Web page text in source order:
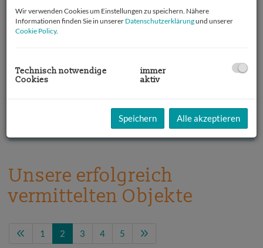
Filter zurücksetzen
Unsere aktuellen Objekte
Es wurden keine Immobilien für diese Suchkriterien
Unsere erfolgreich
vermittelten Objekte
1 2 3 4 5
Wir verwenden Cookies um Einstellungen zu speichern. Nähere
Informationen finden Sie in unserer Datenschutzerklärungund unserer
Cookie Policy.
Technisch notwendige
Cookies
immer
aktiv
Speichern Alle akzeptieren